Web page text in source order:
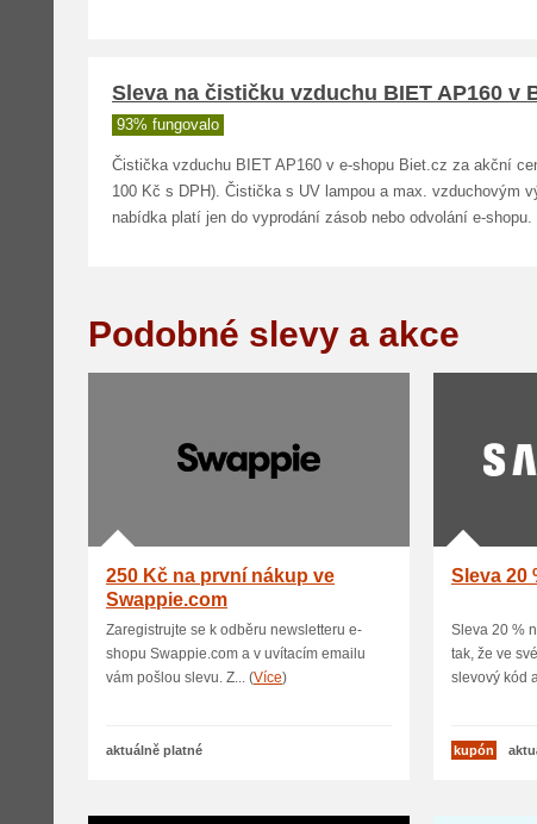
Sleva na čističku vzduchu BIET AP160 v
93% fungovalo
Čistička vzduchu BIET AP160 v e-shopu Biet.cz za akční
100 Kč s DPH). Čistička s UV lampou a max. vzduchovým
nabídka platí jen do vyprodání zásob nebo odvolání e-shopu.
Podobné slevy a akce
250 Kč na první nákup ve
Swappie.com
Zaregistrujte se k odběru newsletteru e-
shopu Swappie.com a v uvítacím emailu
vám pošlou slevu. Z... (Více)
aktuálně platné
Sleva 20
Sleva 20 %
tak, že ve
slevový kód
kupón